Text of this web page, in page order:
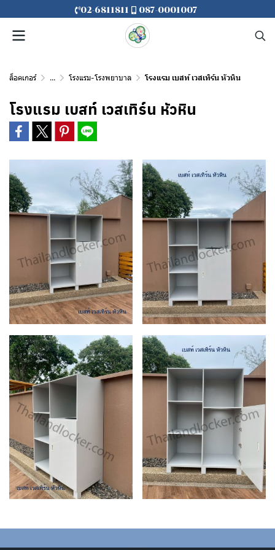
02-6811811 087-0001007
ล็อคเกอร์ ... โรงแรม-โรงพยาบาล โรงแรม เบสท์ เวสเทิร์น หัวหิน
โรงแรม เบสท์ เวสเทิร์น หัวหิน